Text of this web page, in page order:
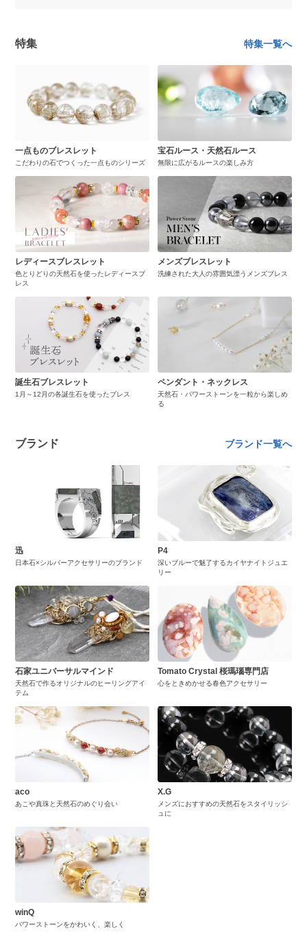
特集 特集一覧へ
一点ものブレスレット
こだわりの石でつくった一点ものシリーズ
宝石ルース・天然石ルース
無限に広がるルースの楽しみ方
レディースブレスレット
色とりどりの天然石を使ったレディースブ
レス
メンズブレスレット
洗練された大人の雰囲気漂うメンズブレス
誕生石ブレスレット
1月～12月の各誕生石を使ったブレス
ペンダント・ネックレス
天然石・パワーストーンを一粒から楽しめ
る
ブランド ブランド一覧へ
迅
日本石×シルバーアクセサリーのブランド
P4
深いブルーで魅了するカイヤナイトジュエ
リー
石家ユニバーサルマインド
天然石で作るオリジナルのヒーリングアイ
テム
Tomato Crystal 桜瑪瑙専門店
心をときめかせる春色アクセサリー
aco
あこや真珠と天然石のめぐり会い
X.G
メンズにおすすめの天然石をスタイリッシ
ュに
winQ
パワーストーンをかわいく、楽しく